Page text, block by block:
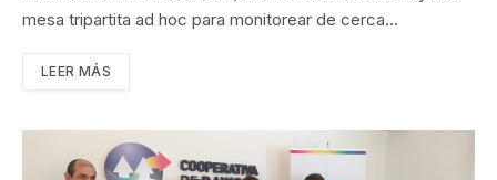
mesa tripartita ad hoc para monitorear de cerca…
LEER MÁS